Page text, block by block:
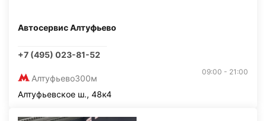
Автосервис Алтуфьево
+7 (495) 023-81-52
Алтуфьево300м
09:00 - 21:00
Алтуфьевское ш., 48к4